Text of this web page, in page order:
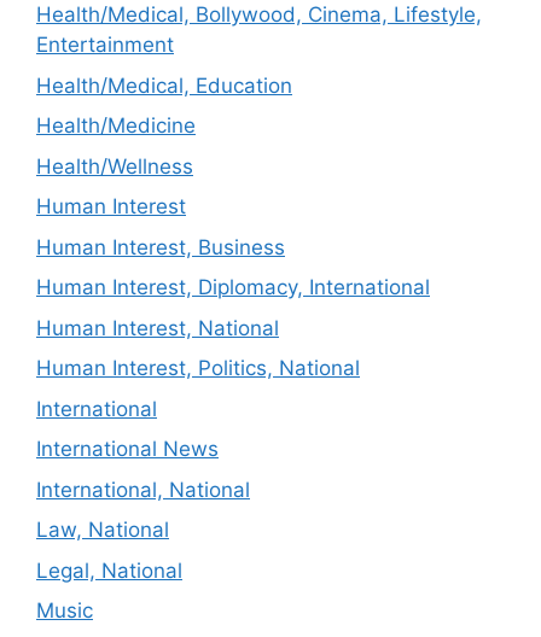
Health/Medical, Bollywood, Cinema, Lifestyle,
Entertainment
Health/Medical, Education
Health/Medicine
Health/Wellness
Human Interest
Human Interest, Business
Human Interest, Diplomacy, International
Human Interest, National
Human Interest, Politics, National
International
International News
International, National
Law, National
Legal, National
Music